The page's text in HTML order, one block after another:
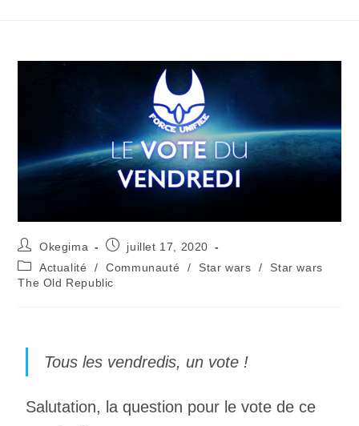
Okegima
juillet 17, 2020
Actualité
/ Communauté / Star wars /
Star wars
The Old Republic
Tous les vendredis, un vote !
Salutation, la question pour le vote de ce